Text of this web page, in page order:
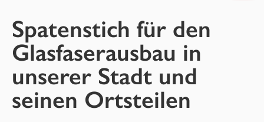
Spatenstich für den
Glasfaserausbau in
unserer Stadt und
seinen Ortsteilen